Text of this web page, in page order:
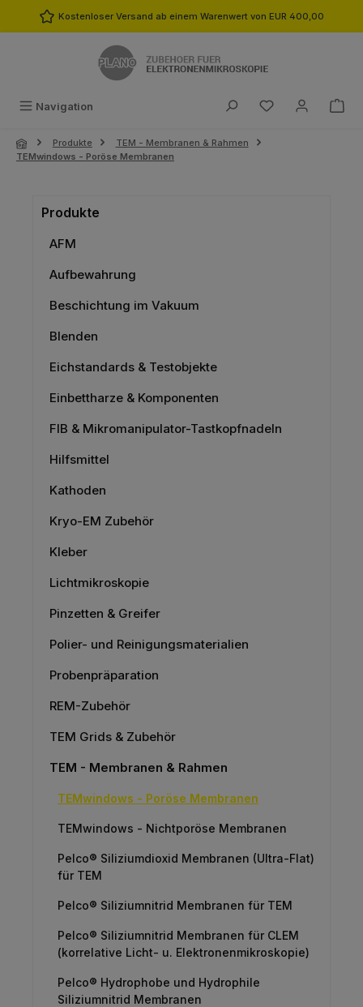
Zum Hauptinhalt springen
Kostenloser Versand ab einem Warenwert von EUR 400,00
Navigation Du hast 0
Produkte
TEM - Membranen & Rahmen
TEMwindows - Poröse Membranen
Produkte
AFM
Aufbewahrung
Beschichtung im Vakuum
Blenden
Eichstandards & Testobjekte
Einbettharze & Komponenten
FIB & Mikromanipulator-Tastkopfnadeln
Hilfsmittel
Kathoden
Kryo-EM Zubehör
Kleber
Lichtmikroskopie
Pinzetten & Greifer
Polier- und Reinigungsmaterialien
Probenpräparation
REM-Zubehör
TEM Grids & Zubehör
TEM - Membranen & Rahmen
TEMwindows - Poröse Membranen
TEMwindows - Nichtporöse Membranen
Pelco® Siliziumdioxid Membranen (Ultra-Flat)
für TEM
Pelco® Siliziumnitrid Membranen für TEM
Pelco® Siliziumnitrid Membranen für CLEM
(korrelative Licht- u. Elektronenmikroskopie)
Pelco® Hydrophobe und Hydrophile
Siliziumnitrid Membranen